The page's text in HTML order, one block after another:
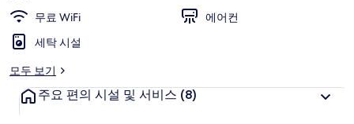
무료 WiFi
에어컨
세탁 시설
모두 보기
주요 편의 시설 및 서비스 (8)